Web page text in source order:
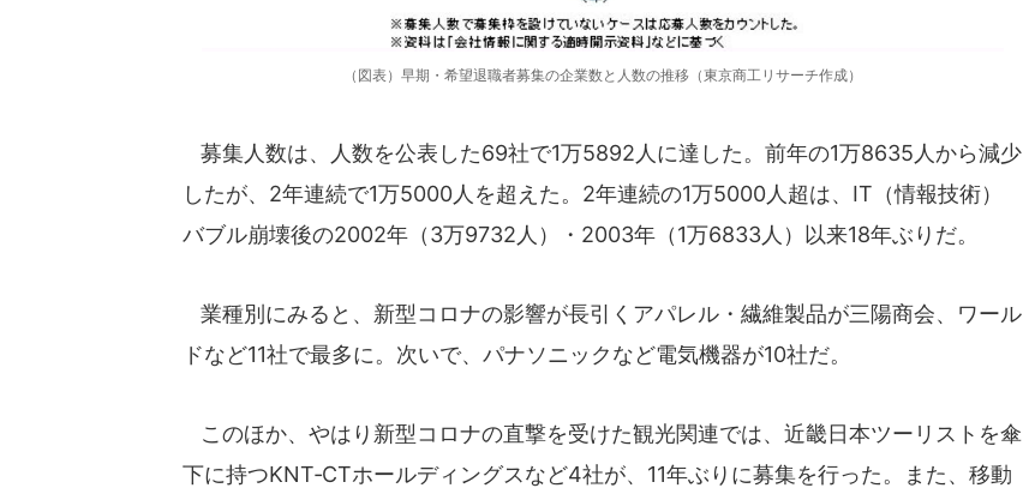
（図表）早期・希望退職者募集の企業数と人数の推移（東京商工リサーチ作成）
募集人数は、人数を公表した69社で1万5892人に達した。前年の1万8635人から減少
したが、2年連続で1万5000人を超えた。2年連続の1万5000人超は、IT（情報技術）
バブル崩壊後の2002年（3万9732人）・2003年（1万6833人）以来18年ぶりだ。
業種別にみると、新型コロナの影響が長引くアパレル・繊維製品が三陽商会、ワール
ドなど11社で最多に。次いで、パナソニックなど電気機器が10社だ。
このほか、やはり新型コロナの直撃を受けた観光関連では、近畿日本ツーリストを傘
下に持つKNT‐CTホールディングスなど4社が、11年ぶりに募集を行った。また、移動